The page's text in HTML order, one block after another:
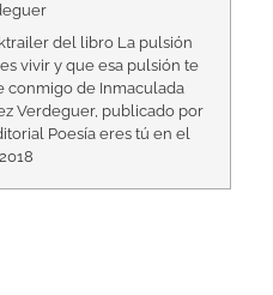
del libro La pulsión
vivir y que esa pulsión te
conmigo de Inmaculada
Verdeguer, publicado por
Poesía eres tú en el